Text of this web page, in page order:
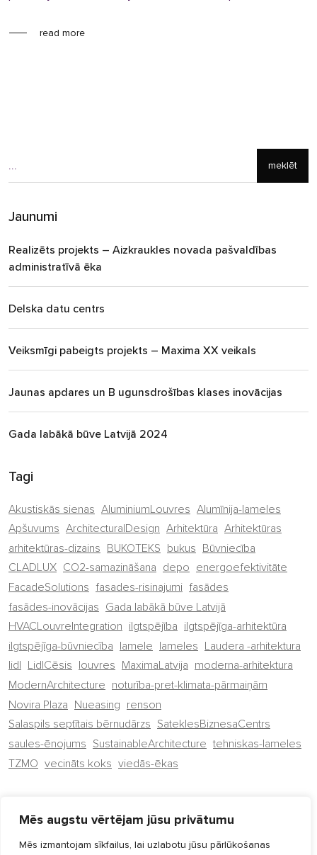
Mēs augstu vērtējam jūsu privātumu
Mēs izmantojam sīkfailus, lai uzlabotu jūsu pārlūkošanas
read more
meklēt
Jaunumi
Realizēts projekts – Aizkraukles novada pašvaldības
administratīvā ēka
Delska datu centrs
Veiksmīgi pabeigts projekts – Maxima XX veikals
Jaunas apdares un B ugunsdrošības klases inovācijas
Gada labākā būve Latvijā 2024
Tagi
Akustiskās sienas AluminiumLouvres Alumīnija-lameles
Apšuvums ArchitecturalDesign Arhitektūra Arhitektūras
arhitektūras-dizains BUKOTEKS bukus Būvniecība
CLADLUX CO2-samazināšana depo energoefektivitāte
FacadeSolutions fasades-risinajumi fasādes
fasādes-inovācijas Gada labākā būve Latvijā
HVACLouvreIntegration ilgtspējība ilgtspējīga-arhitektūra
ilgtspējīga-būvniecība lamele lameles Laudera -arhitektura
lidl LidlCēsis louvres MaximaLatvija moderna-arhitektura
ModernArchitecture noturība-pret-klimata-pārmaiņām
Novira Plaza Nueasing renson
Salaspils septītais bērnudārzs SateklesBiznesaCentrs
saules-ēnojums SustainableArchitecture tehniskas-lameles
TZMO vecināts koks viedās-ēkas